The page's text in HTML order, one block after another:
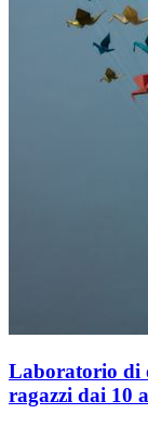
Laboratorio di
ragazzi dai 10